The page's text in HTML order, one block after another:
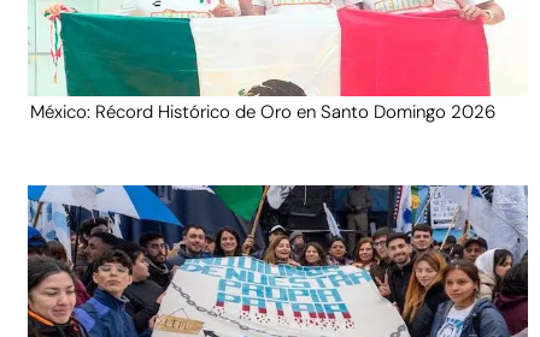
México: Récord Histórico de Oro en Santo Domingo 2026